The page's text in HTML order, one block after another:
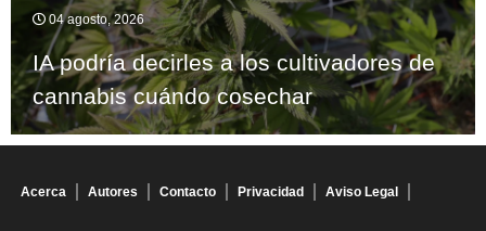
04 agosto, 2026
IA podría decirles a los cultivadores de
cannabis cuándo cosechar
Acerca Autores Contacto Privacidad Aviso Legal